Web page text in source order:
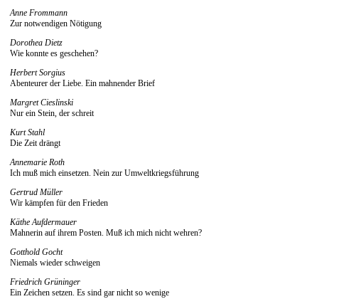
Anne Frommann
Zur notwendigen Nötigung
Dorothea Dietz
Wie konnte es geschehen?
Herbert Sorgius
Abenteurer der Liebe. Ein mahnender Brief
Margret Cieslinski
Nur ein Stein, der schreit
Kurt Stahl
Die Zeit drängt
Annemarie Roth
Ich muß mich einsetzen. Nein zur Umweltkriegsführung
Gertrud Müller
Wir kämpfen für den Frieden
Käthe Aufdermauer
Mahnerin auf ihrem Posten. Muß ich mich nicht wehren?
Gotthold Gocht
Niemals wieder schweigen
Friedrich Grüninger
Ein Zeichen setzen. Es sind gar nicht so wenige